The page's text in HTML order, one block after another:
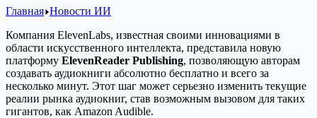
Главная Новости ИИ
Компания ElevenLabs, известная своими инновациями в
области искусственного интеллекта, представила новую
платформу ElevenReader Publishing, позволяющую авторам
создавать аудиокниги абсолютно бесплатно и всего за
несколько минут. Этот шаг может серьезно изменить текущие
реалии рынка аудиокниг, став возможным вызовом для таких
гигантов, как Amazon Audible.